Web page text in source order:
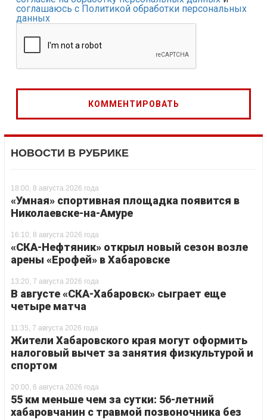
соглашаюсь с Политикой обработки персональных
данных
НОВОСТИ В РУБРИКЕ
18:00, 8 августа 2026 года
«Умная» спортивная площадка появится в
Николаевске-на-Амуре
16:10, 8 августа 2026 года
«СКА-Нефтяник» открыл новый сезон возле
арены «Ерофей» в Хабаровске
13:20, 7 августа 2026 года
В августе «СКА-Хабаровск» сыграет еще
четыре матча
11:35, 7 августа 2026 года
Жители Хабаровского края могут оформить
налоговый вычет за занятия физкультурой и
спортом
20:00, 6 августа 2026 года
55 км меньше чем за сутки: 56-летний
хабаровчанин с травмой позвоночника без